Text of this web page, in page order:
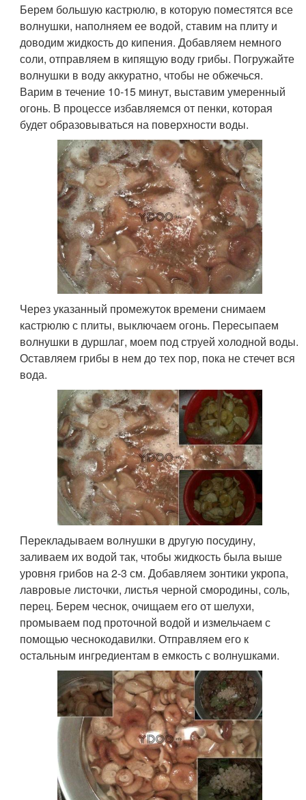
Берем большую кастрюлю, в которую поместятся все
волнушки, наполняем ее водой, ставим на плиту и
доводим жидкость до кипения. Добавляем немного
соли, отправляем в кипящую воду грибы. Погружайте
волнушки в воду аккуратно, чтобы не обжечься.
Варим в течение 10-15 минут, выставим умеренный
огонь. В процессе избавляемся от пенки, которая
будет образовываться на поверхности воды.
Через указанный промежуток времени снимаем
кастрюлю с плиты, выключаем огонь. Пересыпаем
волнушки в дуршлаг, моем под струей холодной воды.
Оставляем грибы в нем до тех пор, пока не стечет вся
вода.
Перекладываем волнушки в другую посудину,
заливаем их водой так, чтобы жидкость была выше
уровня грибов на 2-3 см. Добавляем зонтики укропа,
лавровые листочки, листья черной смородины, соль,
перец. Берем чеснок, очищаем его от шелухи,
промываем под проточной водой и измельчаем с
помощью чеснокодавилки. Отправляем его к
остальным ингредиентам в емкость с волнушками.